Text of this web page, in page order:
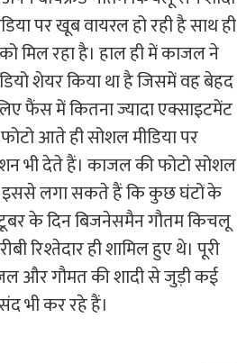
पर खूब वायरल हो रही है साथ ही
रहा है। हाल ही में काजल ने
शेयर किया था है जिसमें वह बेहद
फैंस में कितना ज्यादा एक्साइटमेंट
आते ही सोशल मीडिया पर
भी देते हैं। काजल की फोटो सोशल
इससे लगा सकते हैं कि कुछ घंटों के
के दिन बिजनेसमैन गौतम किचलू
रिश्तेदार ही शामिल हुए थे। पूरी
और गौमत की शादी से जुड़ी कई
भी कर रहे हैं।